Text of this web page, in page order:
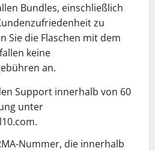
Bundles, einschließlich
zu
Sie die Flaschen mit dem
keine
an.
Support innerhalb von 60
unter
Nummer, die innerhalb